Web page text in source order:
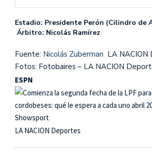
Estadio: Presidente Perón (Cilindro de
Árbitro: Nicolás Ramírez
Fuente: Nicolás Zuberman LA NACION
Fotos: Fotobaires – LA NACION
ESPN
LA NACION Deportes